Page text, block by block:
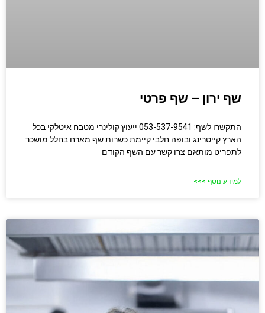
שף ירון – שף פרטי
התקשרו לשף: 053-537-9541 ייעוץ קולינרי מטבח איטלקי בכל
הארץ קייטרינג ובופה חלבי קיימת כשרות שף מארח בחלל מושכר
לתפריט מותאם צרו קשר עם השף הקודם
למידע נוסף >>>